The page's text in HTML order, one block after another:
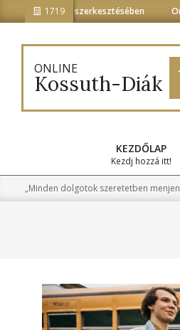
to
content
1719
tagozat szerkesztésében
ONLINE
Kossuth-Diák
KEZDŐLAP
Kezdj hozzá itt!
„Minden dolgotok szeretetben